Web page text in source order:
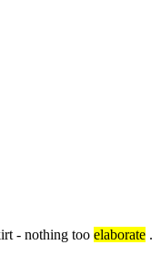
- nothing too elaborate .